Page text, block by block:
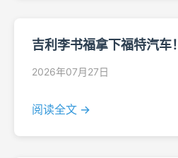
吉利李书福拿下福特汽车！
2026年07月27日
阅读全文 →